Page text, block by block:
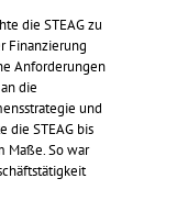
die STEAG zu
Finanzierung
Anforderungen
die
und
die STEAG bis
Maße. So war